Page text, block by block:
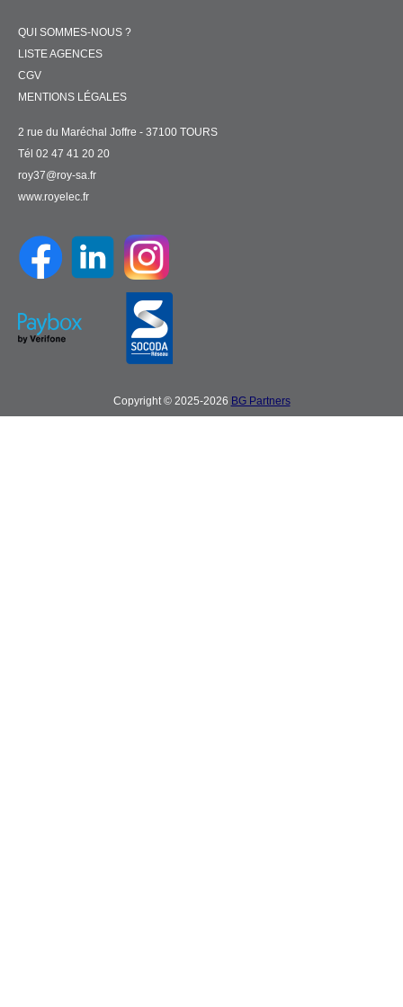
QUI SOMMES-NOUS ?
LISTE AGENCES
CGV
MENTIONS LÉGALES
2 rue du Maréchal Joffre - 37100 TOURS
Tél 02 47 41 20 20
roy37@roy-sa.fr
www.royelec.fr
Copyright © 2025-2026 BG Partners